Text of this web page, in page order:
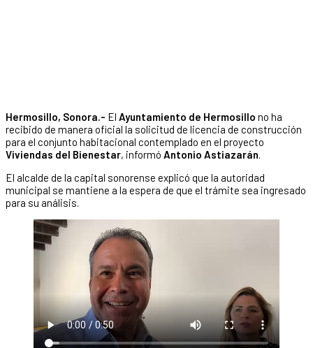
Hermosillo, Sonora.- El Ayuntamiento de Hermosillo no ha
recibido de manera oficial la solicitud de licencia de construcción
para el conjunto habitacional contemplado en el proyecto
Viviendas del Bienestar, informó Antonio Astiazarán.
El alcalde de la capital sonorense explicó que la autoridad
municipal se mantiene a la espera de que el trámite sea ingresado
para su análisis.